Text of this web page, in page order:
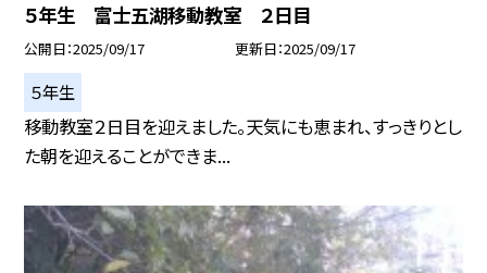
５年生 富士五湖移動教室 ２日目
公開日 2025/09/17 更新日 2025/09/17
５年生
移動教室２日目を迎えました。天気にも恵まれ、すっきりとし
た朝を迎えることができま...